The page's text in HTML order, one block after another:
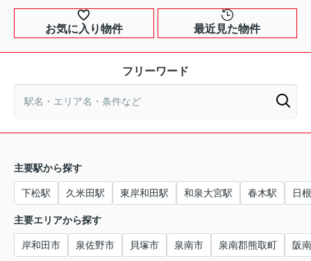
お気に入り物件 最近見た物件
フリーワード
主要駅から探す
下松駅 久米田駅 東岸和田駅 和泉大宮駅 春木駅 日
主要エリアから探す
岸和田市 泉佐野市 貝塚市 泉南市 泉南郡熊取町 阪